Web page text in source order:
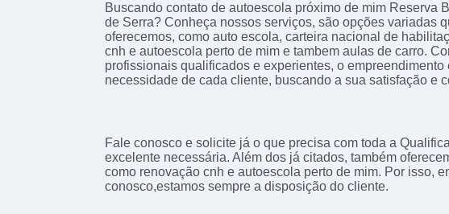
Buscando contato de autoescola próximo de mim Reserva
de Serra? Conheça nossos serviços, são opções variadas
oferecemos, como auto escola, carteira nacional de
cnh e autoescola perto de mim e tambem aulas de carro.
profissionais qualificados e experientes, o empreendimento
necessidade de cada cliente, buscando a sua satisfação e
Fale conosco e solicite já o que precisa com toda a
excelente necessária. Além dos já citados, também
como renovação cnh e autoescola perto de mim. Por isso,
conosco,estamos sempre a disposição do cliente.